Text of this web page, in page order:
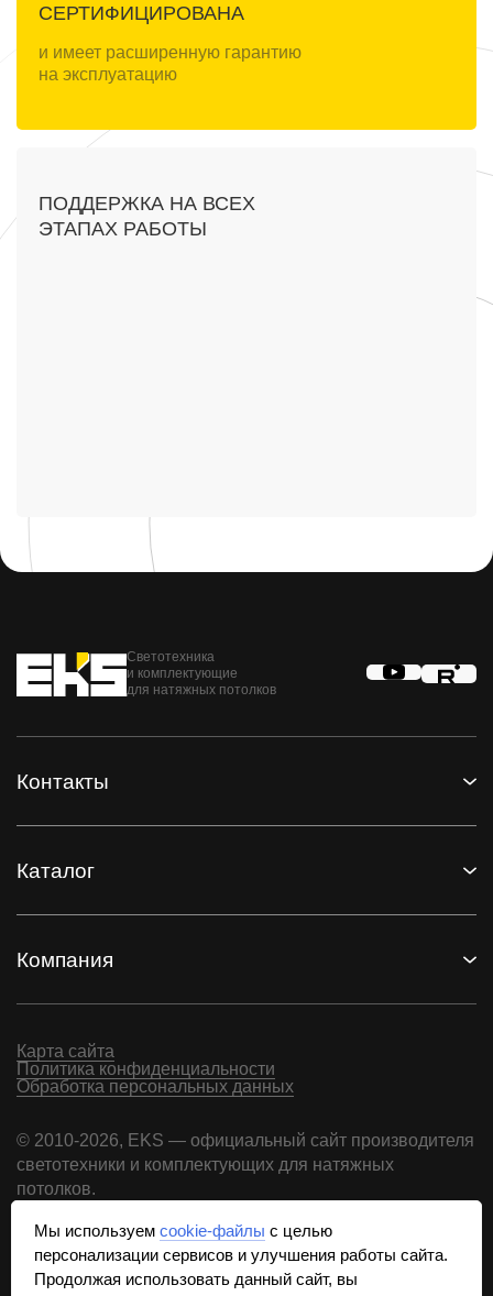
СЕРТИФИЦИРОВАНА
и имеет расширенную гарантию
на эксплуатацию
ПОДДЕРЖКА НА ВСЕХ
ЭТАПАХ РАБОТЫ
Светотехника
и комплектующие
для натяжных потолков
Контакты
Компания
Каталог
Карта сайта
Политика конфиденциальности
Обработка персональных данных
© 2010-2026, EKS — официальный сайт производителя
светотехники и комплектующих для натяжных
потолков.
письменном согласии и наличии обратной ссылки
на сайт.
Мы используем cookie-файлы с целью
персонализации сервисов и улучшения работы сайта.
Продолжая использовать данный сайт, вы